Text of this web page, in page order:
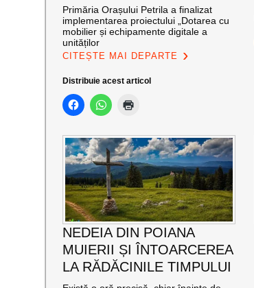
Primăria Orașului Petrila a finalizat
implementarea proiectului „Dotarea cu
mobilier și echipamente digitale a
unităților
CITEȘTE MAI DEPARTE
Distribuie acest articol
NEDEIA DIN POIANA
MUIERII ȘI ÎNTOARCEREA
LA RĂDĂCINILE TIMPULUI